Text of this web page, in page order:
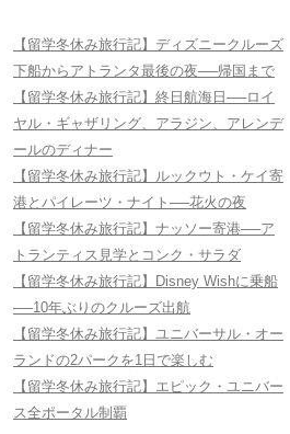
【留学冬休み旅行記】ディズニークルーズ
下船からアトランタ最後の夜──帰国まで
【留学冬休み旅行記】終日航海日──ロイ
ヤル・ギャザリング、アラジン、アレンデ
ールのディナー
【留学冬休み旅行記】ルックウト・ケイ寄
港とパイレーツ・ナイト──花火の夜
【留学冬休み旅行記】ナッソー寄港──ア
トランティス見学とコンク・サラダ
【留学冬休み旅行記】Disney Wishに乗船
──10年ぶりのクルーズ出航
【留学冬休み旅行記】ユニバーサル・オー
ランドの2パークを1日で楽しむ
【留学冬休み旅行記】エピック・ユニバー
ス全ポータル制覇